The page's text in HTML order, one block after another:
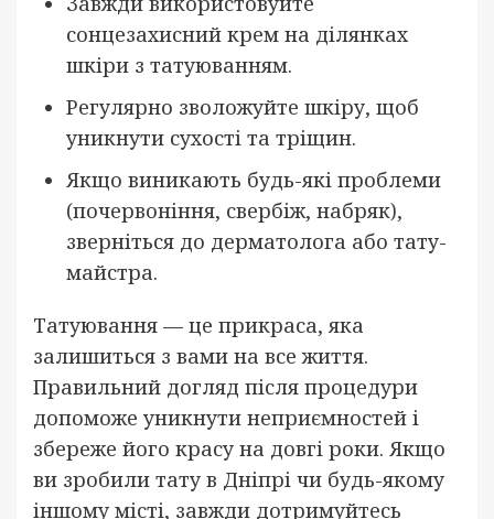
сонцезахисний крем на ділянках
шкіри з татуюванням.
Регулярно зволожуйте шкіру, щоб
уникнути сухості та тріщин.
Якщо виникають будь-які проблеми
(почервоніння, свербіж, набряк),
зверніться до дерматолога або тату-
майстра.
Татуювання — це прикраса, яка
залишиться з вами на все життя.
Правильний догляд після процедури
допоможе уникнути неприємностей і
збереже його красу на довгі роки. Якщо
ви зробили тату в Дніпрі чи будь-якому
іншому місті, завжди дотримуйтесь